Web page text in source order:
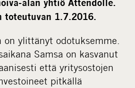
alan yhtiö Attendolle.
toteutuvan 1.7.2016.
on ylittänyt odotuksemme.
Samsa on kasvanut
että yritysostojen
pitkällä